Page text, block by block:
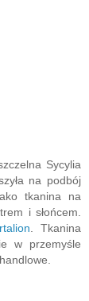
Sycylia
na podbój
tkanina na
i słońcem.
. Tkanina
w przemyśle